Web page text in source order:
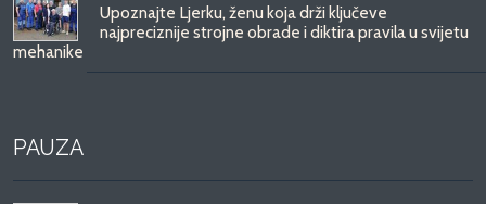
Upoznajte Ljerku, ženu koja drži ključeve
najpreciznije strojne obrade i diktira pravila u svijetu
mehanike
PAUZA